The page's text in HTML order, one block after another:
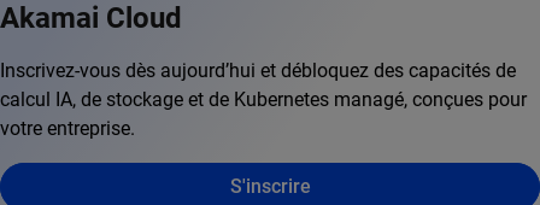
Akamai Cloud
Inscrivez-vous dès aujourd’hui et débloquez des capacités de
calcul IA, de stockage et de Kubernetes managé, conçues pour
votre entreprise.
S'inscrire